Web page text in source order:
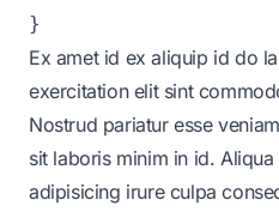
Ex amet id ex aliquip id do
exercitation elit sint
Nostrud pariatur esse
sit laboris minim in id.
adipisicing irure culpa